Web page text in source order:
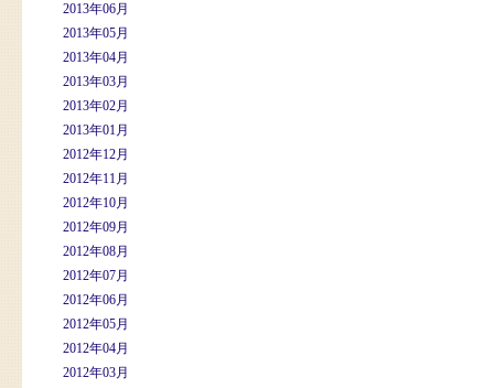
2013年06月
2013年05月
2013年04月
2013年03月
2013年02月
2013年01月
2012年12月
2012年11月
2012年10月
2012年09月
2012年08月
2012年07月
2012年06月
2012年05月
2012年04月
2012年03月